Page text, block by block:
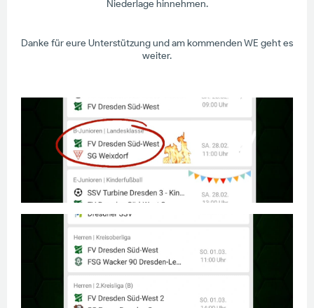
Niederlage hinnehmen.
Danke für eure Unterstützung und am kommenden WE geht es
weiter.